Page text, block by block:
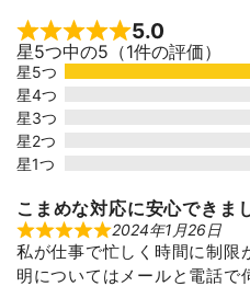
Rated 5 out of 5
5.0
星5つ中の5（1件の評価）
星5つ
星4つ
星3つ
星2つ
星1つ
こまめな対応に安心できま
R
a
e
2024年1月26日
私が仕事で忙しく時間に制限
明についてはメールと電話で